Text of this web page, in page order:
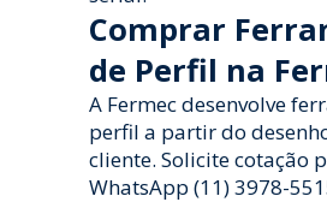
Comprar
de Perfil na
A Fermec desenvolve
perfil a partir do
cliente. Solicite cotação
WhatsApp (11) 3978-